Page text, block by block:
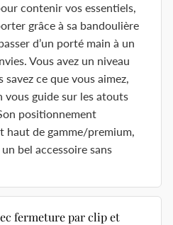
contenir vos essentiels,
grâce à sa bandoulière
d’un porté main à un
Vous avez un niveau
savez ce que vous aimez,
vous guide sur les atouts
positionnement
haut de gamme/premium,
bel accessoire sans
fermeture par clip et